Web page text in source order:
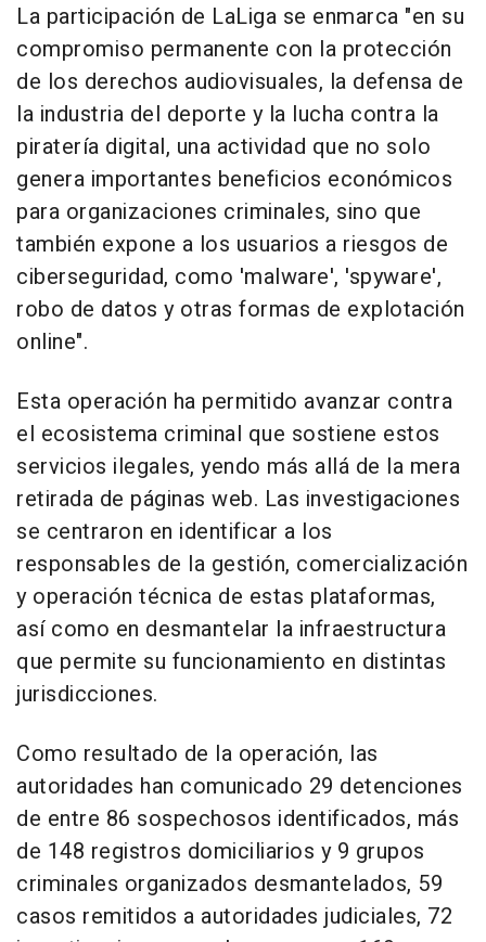
La participación de LaLiga se enmarca "en su
compromiso permanente con la protección
de los derechos audiovisuales, la defensa de
la industria del deporte y la lucha contra la
piratería digital, una actividad que no solo
genera importantes beneficios económicos
para organizaciones criminales, sino que
también expone a los usuarios a riesgos de
ciberseguridad, como 'malware', 'spyware',
robo de datos y otras formas de explotación
online".
Esta operación ha permitido avanzar contra
el ecosistema criminal que sostiene estos
servicios ilegales, yendo más allá de la mera
retirada de páginas web. Las investigaciones
se centraron en identificar a los
responsables de la gestión, comercialización
y operación técnica de estas plataformas,
así como en desmantelar la infraestructura
que permite su funcionamiento en distintas
jurisdicciones.
Como resultado de la operación, las
autoridades han comunicado 29 detenciones
de entre 86 sospechosos identificados, más
de 148 registros domiciliarios y 9 grupos
criminales organizados desmantelados, 59
casos remitidos a autoridades judiciales, 72